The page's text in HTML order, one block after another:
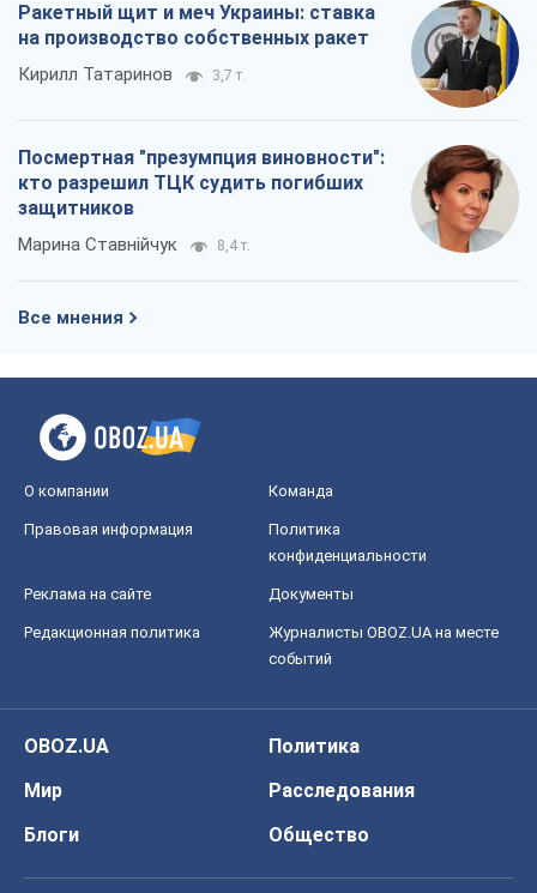
Ракетный щит и меч Украины: ставка
на производство собственных ракет
Кирилл Татаринов 3,7 т.
Посмертная "презумпция виновности":
кто разрешил ТЦК судить погибших
защитников
Марина Ставнійчук 8,4 т.
Все мнения
О компании Команда
Правовая информация
Политика
конфиденциальности
Реклама на сайте Документы
Редакционная политика
Журналисты OBOZ.UA на месте
событий
OBOZ.UA
Политика
Мир
Расследования
Блоги
Общество